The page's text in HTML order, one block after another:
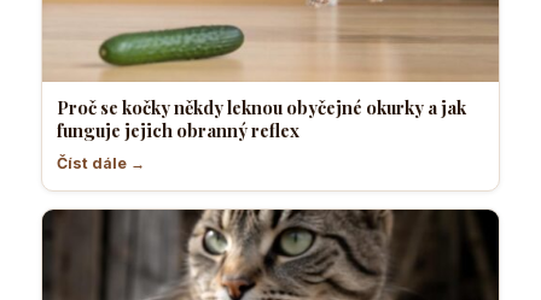
Proč se kočky někdy leknou obyčejné okurky a jak
funguje jejich obranný reflex
Číst dále →